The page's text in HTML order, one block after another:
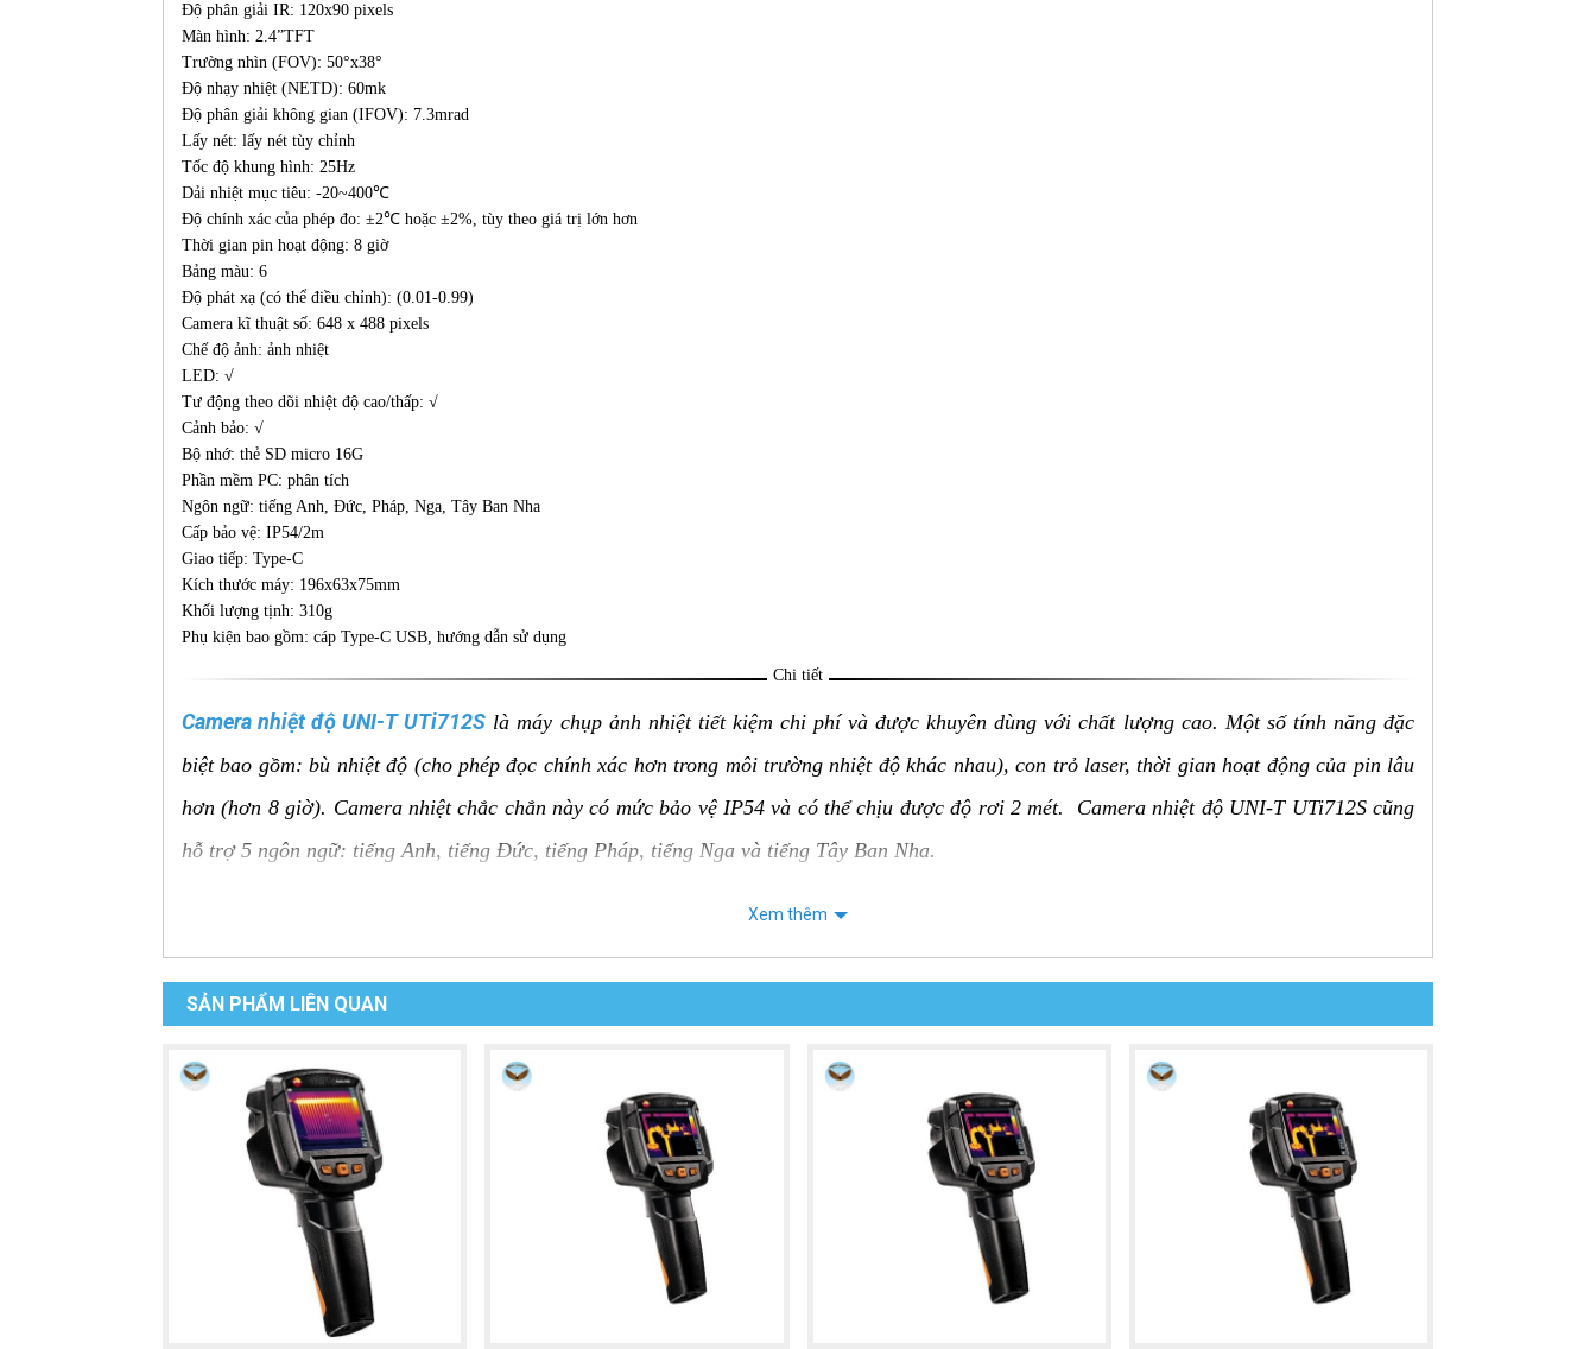
Độ phân giải IR: 120x90 pixels
Màn hình: 2.4”TFT
Trường nhìn (FOV): 50°x38°
Độ nhạy nhiệt (NETD): 60mk
Độ phân giải không gian (IFOV): 7.3mrad
Lấy nét: lấy nét tùy chỉnh
Tốc độ khung hình: 25Hz
Dải nhiệt mục tiêu: -20~400℃
Độ chính xác của phép đo: ±2℃ hoặc ±2%, tùy theo giá trị lớn hơn
Thời gian pin hoạt động: 8 giờ
Bảng màu: 6
Độ phát xạ (có thể điều chỉnh): (0.01-0.99)
Camera kĩ thuật số: 648 x 488 pixels
Chế độ ảnh: ảnh nhiệt
LED: √
Tư động theo dõi nhiệt độ cao/thấp: √
Cảnh bảo: √
Bộ nhớ: thẻ SD micro 16G
Phần mềm PC: phân tích
Ngôn ngữ: tiếng Anh, Đức, Pháp, Nga, Tây Ban Nha
Cấp bảo vệ: IP54/2m
Giao tiếp: Type-C
Kích thước máy: 196x63x75mm
Khối lượng tịnh: 310g
Phụ kiện bao gồm: cáp Type-C USB, hướng dẫn sử dụng
Chi tiết
Camera nhiệt độ UNI-T UTi712S là máy chụp ảnh nhiệt tiết kiệm chi phí và được khuyên dùng với chất lượng cao. Một số tính năng đặc
biệt bao gồm: bù nhiệt độ (cho phép đọc chính xác hơn trong môi trường nhiệt độ khác nhau), con trỏ laser, thời gian hoạt động của pin lâu
hơn (hơn 8 giờ). Camera nhiệt chắc chắn này có mức bảo vệ IP54 và có thể chịu được độ rơi 2 mét. Camera nhiệt độ UNI-T UTi712S cũng
hỗ trợ 5 ngôn ngữ: tiếng Anh, tiếng Đức, tiếng Pháp, tiếng Nga và tiếng Tây Ban Nha.
việc đo nhiệt độ từ xa. Sản phẩm này sở hữu màn hình TFT 4 inch có độ phân giải 320 × 240 pixel và độ phân giải IR 120 × 90, giúp cung
cấp hình ảnh nhiệt rõ ràng và sắc nét.
Lớp vỏ bền chắc của
UNI-T UTi712S
có khả năng chống chịu va đập và chịu đựng được một độ rơi lên đến 2m trên bề mặt bê tông. Máy
này đạt chuẩn IP54, với khả năng chống bụi và nước hiệu quả.
Camera nhiệt này cũng được trang bị các phím chức năng tiện lợi, bao gồm nút nguồn và cài đặt chế độ làm việc cùng nút điều chỉnh lên
xuống, giúp thao tác trở nên đơn giản và dễ dàng.
Với độ bền cao, camera nhiệt hồng ngoại UNI-T UTi712S hoạt động linh hoạt tại nhiều địa điểm khác nhau, cho phép đo nhiệt độ nhanh
chóng, chính xác và an toàn.
Tìm hiểu thêm:Ampe kìm UNI-T UT202F
Xem thêm
SẢN PHẨM LIÊN QUAN